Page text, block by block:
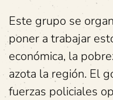
Este grupo se
poner a trabajar
económica, la
azota la región. El
fuerzas policiales